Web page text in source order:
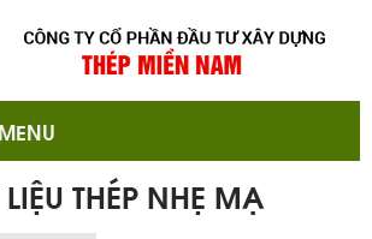
MENU
THÉP NHẸ MẠ